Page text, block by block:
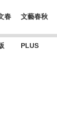
春 文藝春秋
PLUS